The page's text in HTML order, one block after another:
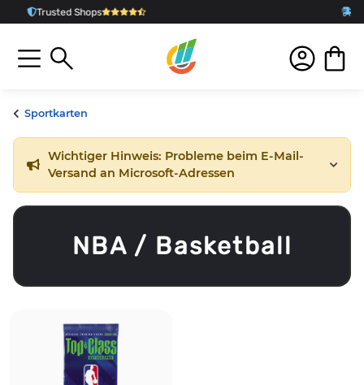
aus
Sportkarten
Wichtiger Hinweis: Probleme beim E-Mail-
Versand an Microsoft-Adressen
NBA / Basketball